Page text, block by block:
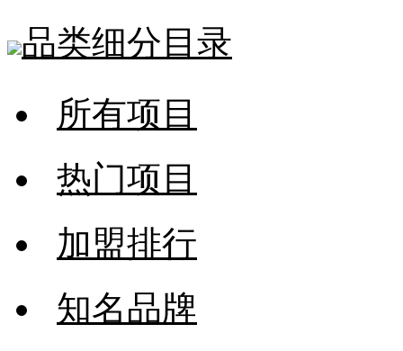
品类细分目录
所有项目
热门项目
加盟排行
知名品牌